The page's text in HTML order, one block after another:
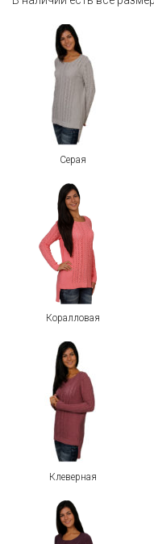
Серая
Коралловая
Клеверная